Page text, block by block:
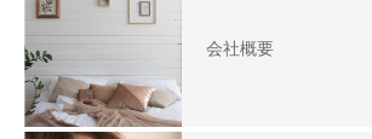
会社概要